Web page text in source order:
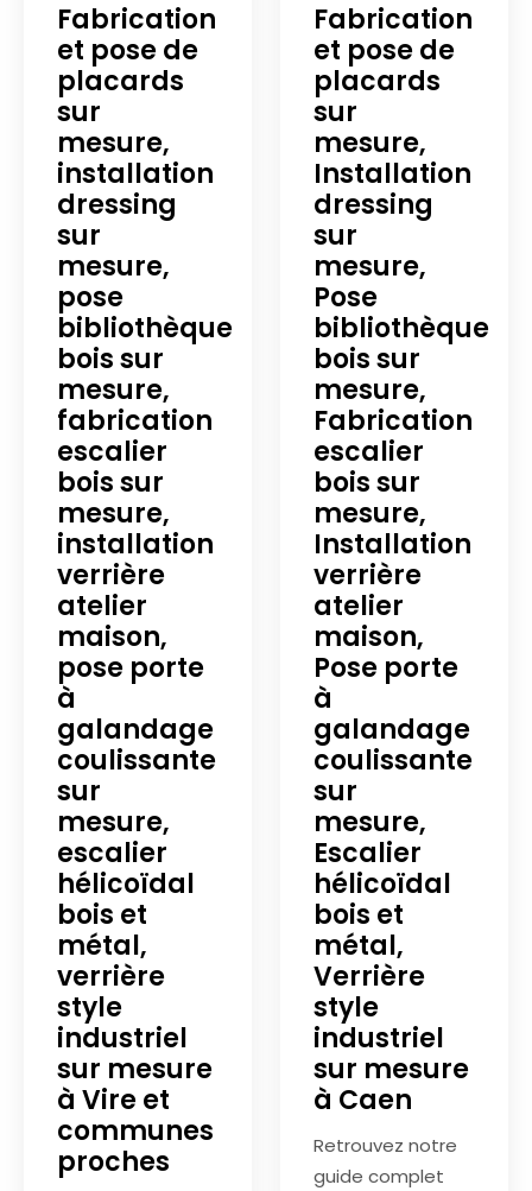
Fabrication
et pose de
placards
sur
mesure,
installation
dressing
sur
mesure,
pose
bibliothèque
bois sur
mesure,
fabrication
escalier
bois sur
mesure,
installation
verrière
atelier
maison,
pose porte
à
galandage
coulissante
sur
mesure,
escalier
hélicoïdal
bois et
métal,
verrière
style
industriel
sur mesure
à Vire et
communes
proches
Fabrication
et pose de
placards
sur
mesure,
Installation
dressing
sur
mesure,
Pose
bibliothèque
bois sur
mesure,
Fabrication
escalier
bois sur
mesure,
Installation
verrière
atelier
maison,
Pose porte
à
galandage
coulissante
sur
mesure,
Escalier
hélicoïdal
bois et
métal,
Verrière
style
industriel
sur mesure
à Caen
Retrouvez notre
guide complet